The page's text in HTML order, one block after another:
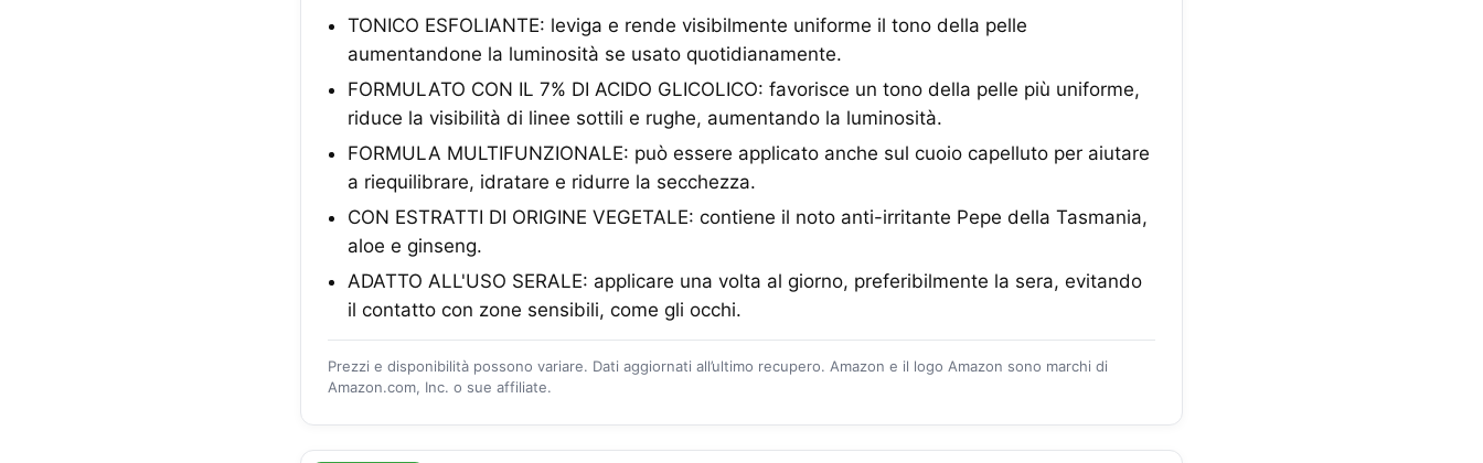
TONICO ESFOLIANTE: leviga e rende visibilmente uniforme il tono della pelle
aumentandone la luminosità se usato quotidianamente.
FORMULATO CON IL 7% DI ACIDO GLICOLICO: favorisce un tono della pelle più uniforme,
riduce la visibilità di linee sottili e rughe, aumentando la luminosità.
FORMULA MULTIFUNZIONALE: può essere applicato anche sul cuoio capelluto per aiutare
a riequilibrare, idratare e ridurre la secchezza.
CON ESTRATTI DI ORIGINE VEGETALE: contiene il noto anti-irritante Pepe della Tasmania,
aloe e ginseng.
ADATTO ALL'USO SERALE: applicare una volta al giorno, preferibilmente la sera, evitando
il contatto con zone sensibili, come gli occhi.
Prezzi e disponibilità possono variare. Dati aggiornati all’ultimo recupero. Amazon e il logo Amazon sono marchi di
Amazon.com, Inc. o sue affiliate.